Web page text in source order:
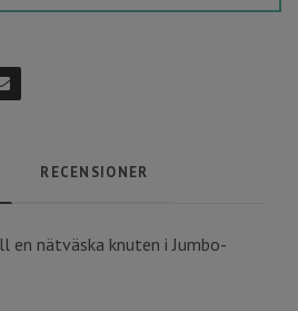
RECENSIONER
en nätväska knuten i Jumbo-